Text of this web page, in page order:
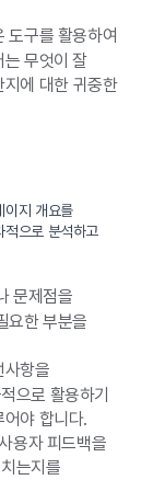
도구를 활용하여
는 무엇이 잘
에 대한 귀중한
이지 개요를
적으로 분석하고
문제점을
요한 부분을
항을
으로 활용하기
야 합니다.
용자 피드백을
는지를